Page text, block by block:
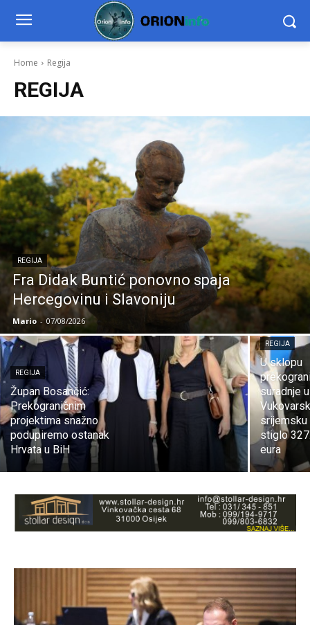
Home Regija
REGIJA
REGIJA
Fra Didak Buntić ponovno spaja
Hercegovinu i Slavoniju
Mario - 07/08/2026
REGIJA
Župan Bosančić:
Prekograničnim
projektima snažno
podupiremo ostanak
Hrvata u BiH
REGIJA
U sklopu
suradnje u
srijemsku
stiglo
eura